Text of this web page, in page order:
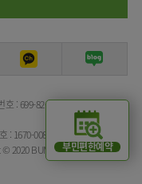
부민편한예약
호 : 699-82-00072대표자명 :
: 1670-0082
2020 BUMIN HOSPITAL All